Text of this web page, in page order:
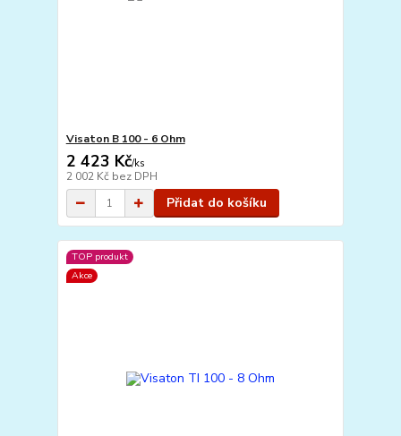
Visaton B 100 - 6 Ohm
2 423 Kč/ks
2 002 Kč bez DPH
Přidat do košíku
TOP produkt
Akce